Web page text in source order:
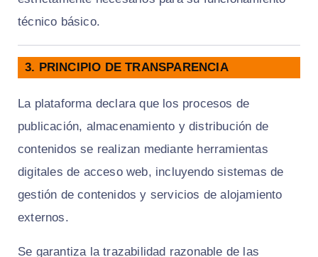
técnico básico.
3. PRINCIPIO DE TRANSPARENCIA
La plataforma declara que los procesos de
publicación, almacenamiento y distribución de
contenidos se realizan mediante herramientas
digitales de acceso web, incluyendo sistemas de
gestión de contenidos y servicios de alojamiento
externos.
Se garantiza la trazabilidad razonable de las